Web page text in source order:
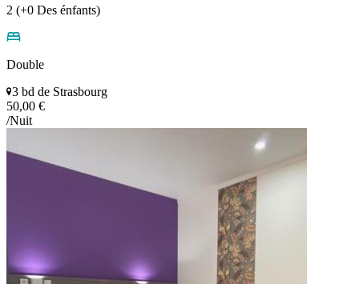
2 (+0 Des énfants)
Double
3 bd de Strasbourg
50,00 €
/Nuit